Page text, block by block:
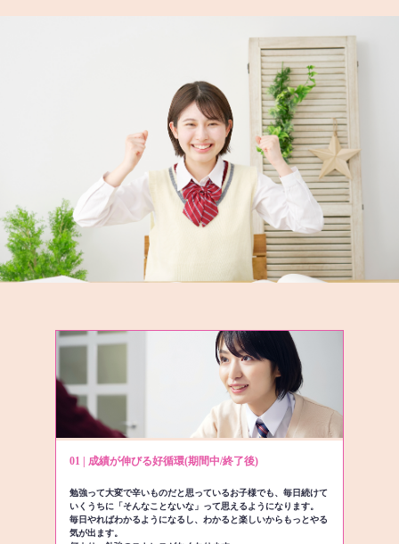
01 | 成績が伸びる好循環(期間中/終了後)
勉強って大変で辛いものだと思っているお子様でも、毎日続けて
いくうちに「そんなことないな」って思えるようになります。
毎日やればわかるようになるし、わかると楽しいからもっとやる
気が出ます。